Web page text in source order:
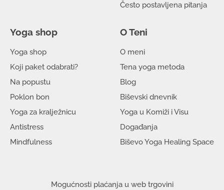
Često postavljena pitanja
Yoga shop
Yoga shop
Koji paket odabrati?
Na popustu
Poklon bon
Yoga za kralježnicu
Antistress
Mindfulness
O Teni
O meni
Tena yoga metoda
Blog
Biševski dnevnik
Yoga u Komiži i Visu
Događanja
Biševo Yoga Healing Space
Mogućnosti plaćanja u web trgovini